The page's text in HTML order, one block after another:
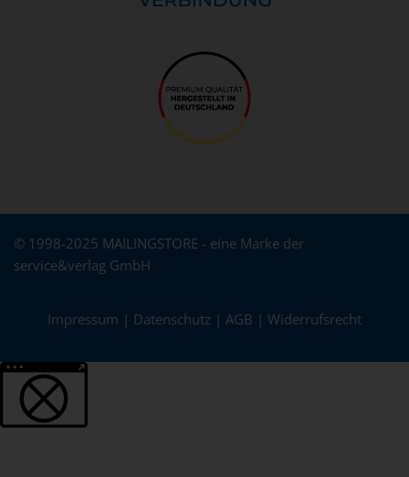
© 1998-2025 MAILINGSTORE - eine Marke der
service&verlag GmbH
Impressum | Datenschutz | AGB | Widerrufsrecht
Weitere Informationen über den gesperrten Inhalt.